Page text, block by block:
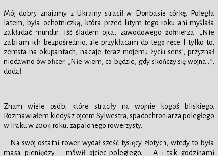
Mój dobry znajomy z Ukrainy stracił w Donbasie córkę. Poległa
latem, była ochotniczką, która przed lutym tego roku ani myślała
zakładać mundur. Iść śladem ojca, zawodowego żołnierza. „Nie
zabijam ich bezpośrednio, ale przykładam do tego ręce. I tylko to,
zemsta na okupantach, nadaje teraz mojemu życiu sens”, przyznał
niedawno ów oficer. „Nie wiem, co będzie, gdy skończy się wojna…”,
dodał.
—–
Znam wiele osób, które straciły na wojnie kogoś bliskiego.
Rozmawiałem kiedyś z ojcem Sylwestra, spadochroniarza poległego
w Iraku w 2004 roku, zapalonego rowerzysty.
– Na swój ostatni rower wydał sześć tysięcy złotych, wtedy to była
masa pieniędzy – mówił ojciec poległego. – A i tak godzinami